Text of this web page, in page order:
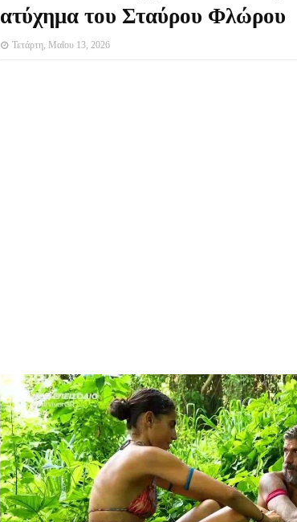
ατύχημα του Σταύρου Φλώρου
Τετάρτη, Μαΐου 13, 2026